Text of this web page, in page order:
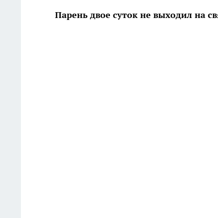
Парень двое суток не выходил на